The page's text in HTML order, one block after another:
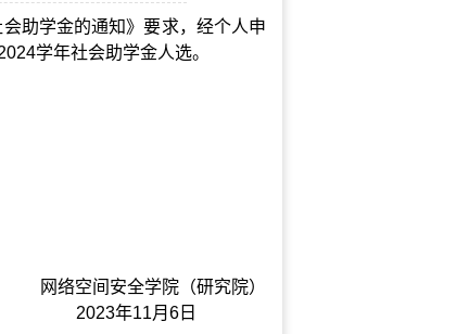
会助学金的通知》要求，经个人申
学年社会助学金人选。
网络空间安全学院（研究院）
2023年11月6日